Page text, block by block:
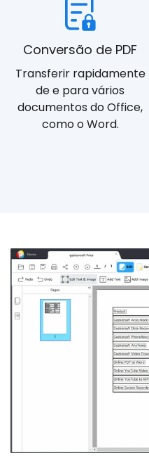
Conversão de PDF
Transferir rapidamente
de e para vários
documentos do Office,
como o Word.